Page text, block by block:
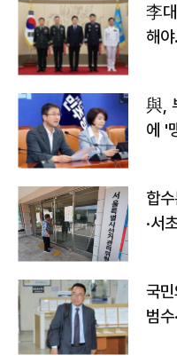
李
해
與,
에 '
합
·서
국
범